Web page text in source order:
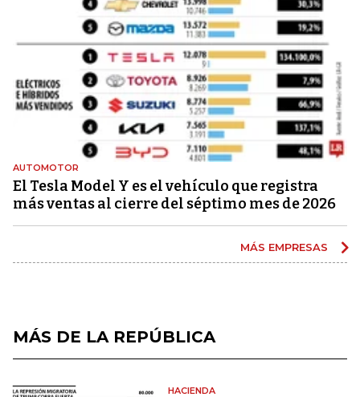
AUTOMOTOR
El Tesla Model Y es el vehículo que registra
más ventas al cierre del séptimo mes de 2026
MÁS EMPRESAS
MÁS DE LA REPÚBLICA
HACIENDA